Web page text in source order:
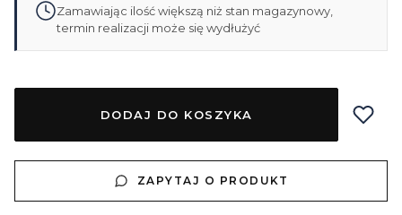
Zamawiając ilość większą niż stan magazynowy,
termin realizacji może się wydłużyć
DODAJ DO KOSZYKA
ZAPYTAJ O PRODUKT